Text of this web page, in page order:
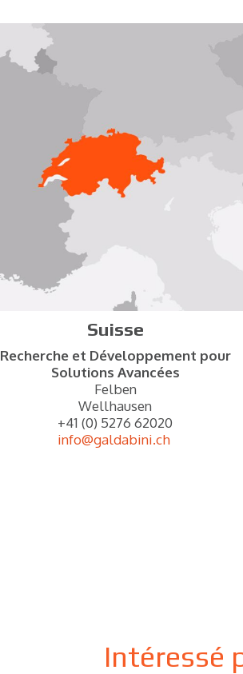
Suisse
Recherche et Développement pour
Solutions Avancées
Felben
Wellhausen
+41 (0) 5276 62020
info@galdabini.ch
Intéressé